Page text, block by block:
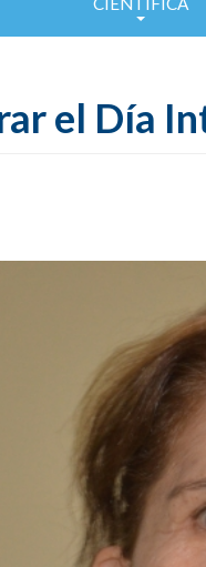
el Día